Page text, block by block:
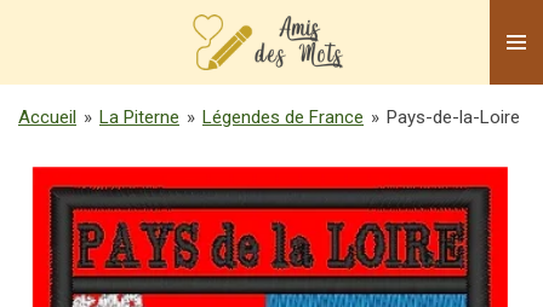
contenu
principal
Accueil » La Piterne » Légendes de France » Pays-de-la-Loire